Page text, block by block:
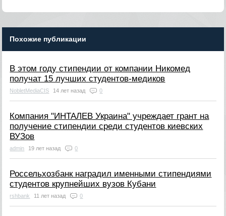
Похожие публикации
В этом году стипендии от компании Никомед
получат 15 лучших студентов-медиков
NobletMediaCIS 14 лет назад 0
Компания "ИНТАЛЕВ Украина" учреждает грант на
получение стипендии среди студентов киевских
ВУЗов
admin 19 лет назад 0
Россельхозбанк наградил именными стипендиями
студентов крупнейших вузов Кубани
rshbank 11 лет назад 0